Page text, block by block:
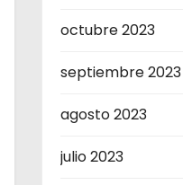
octubre 2023
septiembre 2023
agosto 2023
julio 2023